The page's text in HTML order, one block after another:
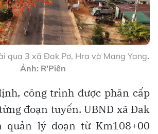
qua 3 xã Đak Pơ, Hra và Mang Yang.
Ảnh: R'Piên
công trình được phân cấp
đoạn tuyến. UBND xã Đak
quản lý đoạn từ Km108+00